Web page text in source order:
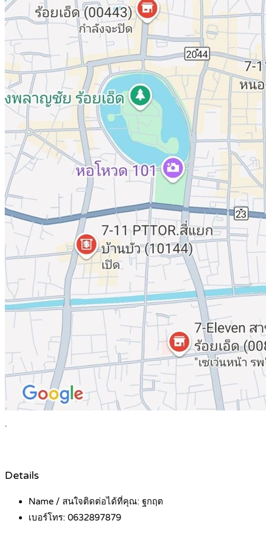
.
Details
Name / สนใจติดต่อได้ที่คุณ: ฐกฤต
เบอร์โทร: 0632897879